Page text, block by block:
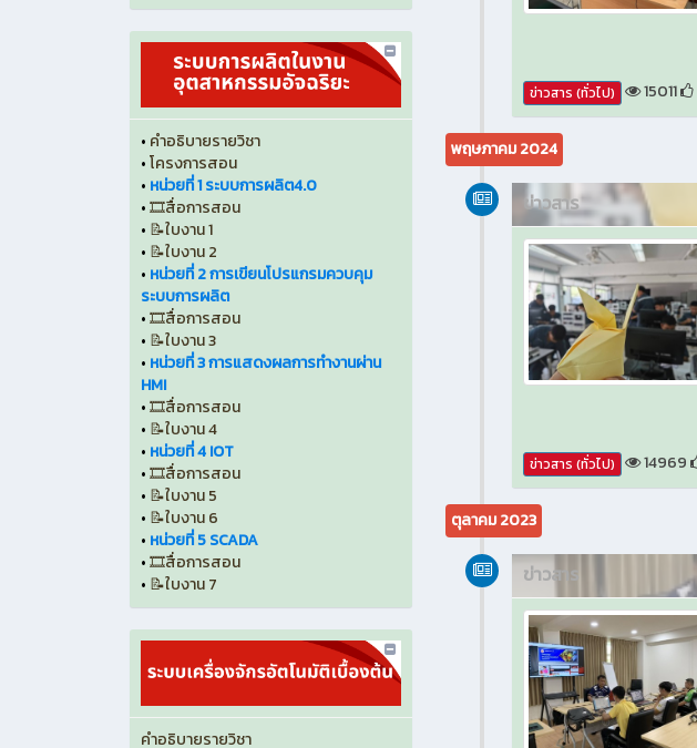
• คำอธิบายรายวิชา
•โครงการสอน
• หน่วยที่ 1 ระบบการผลิต4.0
•🎞️สื่อการสอน
• 📝ใบงาน 1
• 📝ใบงาน 2
• หน่วยที่ 2 การเขียนโปรแกรมควบคุม
ระบบการผลิต
•🎞️สื่อการสอน
• 📝ใบงาน 3
• หน่วยที่ 3 การแสดงผลการทำงานผ่าน
HMI
•🎞️สื่อการสอน
• 📝ใบงาน 4
• หน่วยที่ 4 IOT
•🎞️สื่อการสอน
• 📝ใบงาน 5
• 📝ใบงาน 6
• หน่วยที่ 5 SCADA
•🎞️สื่อการสอน
• 📝ใบงาน 7
คำอธิบายรายวิชา
ข่าวสาร (ทั่วไป) 15011
พฤษภาคม 2024
ข่าวสาร
ข่าวสาร (ทั่วไป) 14969
ตุลาคม 2023
ข่าวสาร